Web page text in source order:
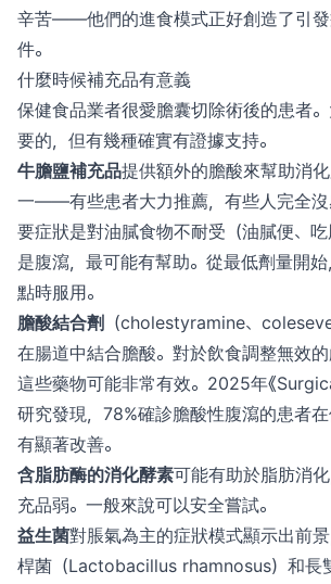
辛苦——他們的進食模式正好創造了引
件。
什麼時候補充品有意義
保健食品業者很愛膽囊切除術後的患者
要的，但有幾種確實有證據支持。
牛膽鹽補充品提供額外的膽酸來幫助消
一——有些患者大力推薦，有些人完全沒
要症狀是對油膩食物不耐受（油膩便、
是腹瀉，最可能有幫助。從最低劑量開
點時服用。
膽酸結合劑 （cholestyramine、
在腸道中結合膽酸。對於飲食調整無效的
這些藥物可能非常有效。2025年《
研究發現，78%確診膽酸性腹瀉的患者
有顯著改善。
含脂肪酶的消化酵素可能有助於脂肪消
充品弱。一般來說可以安全嘗試。
益生菌對脹氣為主的症狀模式顯示出前
桿菌（Lactobacillus rhamnosus）和長